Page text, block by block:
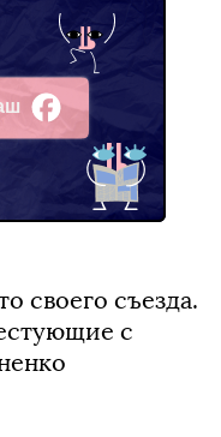
своего съезда.
с